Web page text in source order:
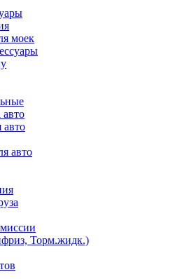
моек
авто
авто
Торм.жидк.)